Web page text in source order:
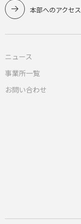
本部へのアクセス
ニュース
事業所一覧
お問い合わせ